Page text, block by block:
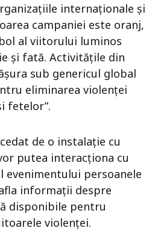
internaționale și
campaniei este oranj,
al viitorului luminos
și fată. Activitățile din
sub genericul global
eliminarea violenței
fetelor”.
de o instalație cu
putea interacționa cu
evenimentului persoanele
informații despre
disponibile pentru
violenței.